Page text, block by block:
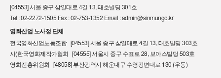
[04553] 서울 중구 삼일대로 4길 13, 태호빌딩 301호
Tel : 02-2272-1505 Fax : 02-753-1352 Email : admin@sinmungo.kr
영화산업 노사정 단체
전국영화산업노동조합 [04553] 서울 중구 삼일대로 4길 13, 태호빌딩 303호
사)한국영화제작가협회 [04555] 서울시 중구 수표로 28, 보아스빌딩 503호
영화진흥위원회 [48058] 부산광역시 해운대구 수영강변대로 130 (우동)